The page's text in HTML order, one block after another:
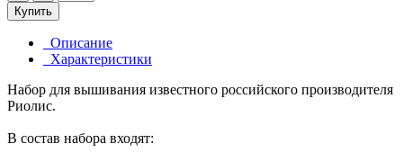
Купить
Описание
Характеристики
Набор для вышивания известного российского производителя
Риолис.
В состав набора входят: